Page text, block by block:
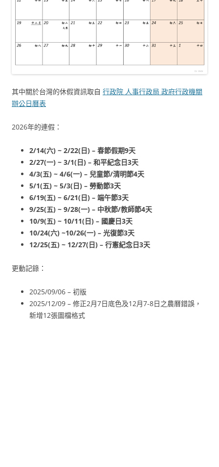
其中關於台灣的休假資訊取自 行政院 人事行政局 政府行政機關
辦公日曆表
2026年的連假：
2/14(六) ~ 2/22(日) – 春節假期9天
2/27(一) ~ 3/1(日) – 和平紀念日3天
4/3(五) ~ 4/6(一) – 兒童節/清明節4天
5/1(五) ~ 5/3(日) – 勞動節3天
6/19(五) ~ 6/21(日) – 端午節3天
9/25(五) ~ 9/28(一) – 中秋節/教師節4天
10/9(五) ~ 10/11(日) – 國慶日3天
10/24(六) ~10/26(一) – 光復節3天
12/25(五) ~ 12/27(日) – 行憲紀念日3天
更動記錄：
2025/09/06 – 初版
2025/12/09 – 修正2月7日底色及12月7-8日之農曆錯誤，
新增12張圖檔格式